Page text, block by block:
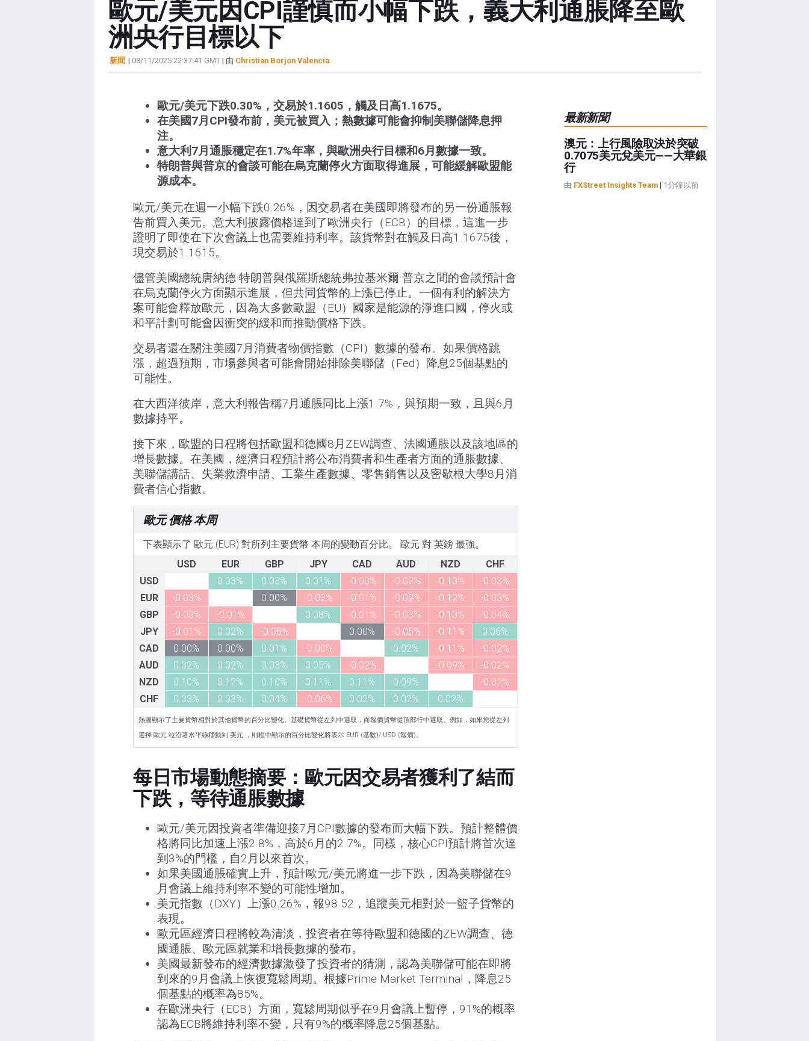
歐元/美元因CPI謹慎而小幅下跌，義大利通脹降至歐
洲央行目標以下
新聞 | 08/11/2025 22:37:41 GMT| 由 Christian Borjon Valencia
歐元/美元下跌0.30%，交易於1.1605，觸及日高1.1675。
在美國7月CPI發布前，美元被買入；熱數據可能會抑制美聯儲降息押
注。
意大利7月通脹穩定在1.7%年率，與歐洲央行目標和6月數據一致。
特朗普與普京的會談可能在烏克蘭停火方面取得進展，可能緩解歐盟能
源成本。
歐元/美元在週一小幅下跌0.26%，因交易者在美國即將發布的另一份通脹報
告前買入美元。意大利披露價格達到了歐洲央行（ECB）的目標，這進一步
證明了即使在下次會議上也需要維持利率。該貨幣對在觸及日高1.1675後，
現交易於1.1615。
儘管美國總統唐納德·特朗普與俄羅斯總統弗拉基米爾·普京之間的會談預計會
在烏克蘭停火方面顯示進展，但共同貨幣的上漲已停止。一個有利的解決方
案可能會釋放歐元，因為大多數歐盟（EU）國家是能源的淨進口國，停火或
和平計劃可能會因衝突的緩和而推動價格下跌。
交易者還在關注美國7月消費者物價指數（CPI）數據的發布。如果價格跳
漲，超過預期，市場參與者可能會開始排除美聯儲（Fed）降息25個基點的
可能性。
在大西洋彼岸，意大利報告稱7月通脹同比上漲1.7%，與預期一致，且與6月
數據持平。
接下來，歐盟的日程將包括歐盟和德國8月ZEW調查、法國通脹以及該地區的
增長數據。在美國，經濟日程預計將公布消費者和生產者方面的通脹數據、
美聯儲講話、失業救濟申請、工業生產數據、零售銷售以及密歇根大學8月消
費者信心指數。
歐元 價格 本周
下表顯示了 歐元 (EUR) 對所列主要貨幣 本周的變動百分比。 歐元 對 英鎊 最強。
USD
EUR GBP JPY CAD AUD NZD
CHF
USD
0.03% 0.03% 0.01% -0.00% -0.02% -0.10%
-0.03%
EUR
-0.03% 0.00% -0.02% -0.01% -0.02% -0.12%
-0.03%
GBP
-0.03% -0.01% 0.08% -0.01% -0.03% -0.10%
-0.04%
JPY
-0.01% 0.02% -0.08% 0.00% -0.05% -0.11%
0.06%
CAD
0.00% 0.00% 0.01% -0.00% 0.02% -0.11%
-0.02%
AUD
0.02% 0.02% 0.03% 0.05% -0.02% -0.09%
-0.02%
NZD
0.10% 0.12% 0.10% 0.11% 0.11% 0.09%
-0.02%
CHF
0.03% 0.03% 0.04% -0.06% 0.02% 0.02% 0.02%
熱圖顯示了主要貨幣相對於其他貨幣的百分比變化。基礎貨幣從左列中選取，而報價貨幣從頂部行中選取。例如，如果您從左列
選擇 歐元 竝沿著水平線移動到 美元 ，則框中顯示的百分比變化將表示 EUR (基數)/ USD (報價)。
每日市場動態摘要：歐元因交易者獲利了結而
下跌，等待通脹數據
歐元/美元因投資者準備迎接7月CPI數據的發布而大幅下跌。預計整體價
格將同比加速上漲2.8%，高於6月的2.7%。同樣，核心CPI預計將首次達
到3%的門檻，自2月以來首次。
如果美國通脹確實上升，預計歐元/美元將進一步下跌，因為美聯儲在9
月會議上維持利率不變的可能性增加。
美元指數（DXY）上漲0.26%，報98.52，追蹤美元相對於一籃子貨幣的
表現。
歐元區經濟日程將較為清淡，投資者在等待歐盟和德國的ZEW調查、德
國通脹、歐元區就業和增長數據的發布。
美國最新發布的經濟數據激發了投資者的猜測，認為美聯儲可能在即將
到來的9月會議上恢復寬鬆周期。根據Prime Market Terminal，降息25
個基點的概率為85%。
在歐洲央行（ECB）方面，寬鬆周期似乎在9月會議上暫停，91%的概率
認為ECB將維持利率不變，只有9%的概率降息25個基點。
最新新聞
澳元：上行風險取決於突破
0.7075美元兌美元——大華銀
行
由 FXStreet Insights Team| 1分鐘以前